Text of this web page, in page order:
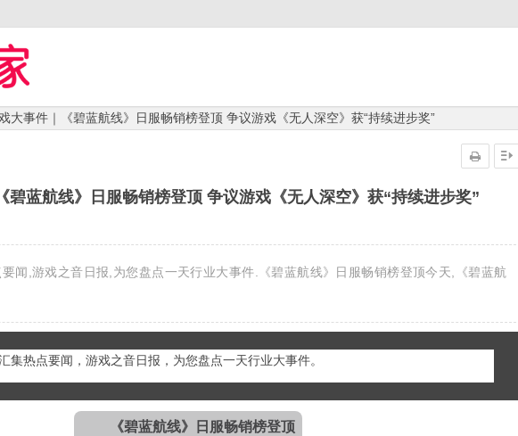
大事件｜《碧蓝航线》日服畅销榜登顶 争议游戏《无人深空》获“持续进步奖”
碧蓝航线》日服畅销榜登顶 争议游戏《无人深空》获“持续进步奖”
闻,游戏之音日报,为您盘点一天行业大事件.《碧蓝航线》日服畅销榜登顶今天,《碧蓝航
集热点要闻，游戏之音日报，为您盘点一天行业大事件。
《碧蓝航线》日服畅销榜登顶